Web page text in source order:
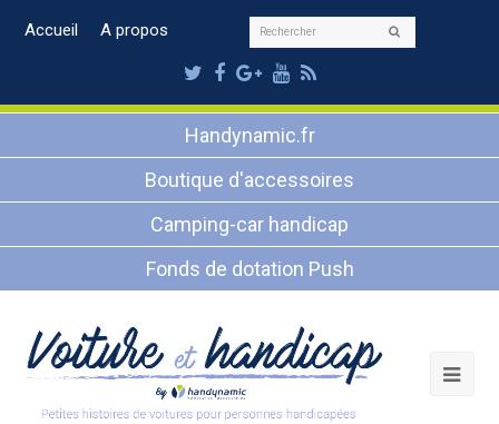
Accueil A propos Rechercher
Twitter
Facebook
Google
Plus
Youtube
RSS
Handynamic.fr
Boutique d'accessoires
Camping-car handicap
Fonds de dotation Push